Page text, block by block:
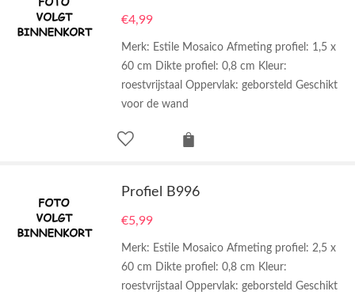
€4,99
Merk: Estile Mosaico Afmeting profiel: 1,5 x
60 cm Dikte profiel: 0,8 cm Kleur:
roestvrijstaal Oppervlak: geborsteld Geschikt
voor de wand
Profiel B996
€5,99
Merk: Estile Mosaico Afmeting profiel: 2,5 x
60 cm Dikte profiel: 0,8 cm Kleur:
roestvrijstaal Oppervlak: geborsteld Geschikt